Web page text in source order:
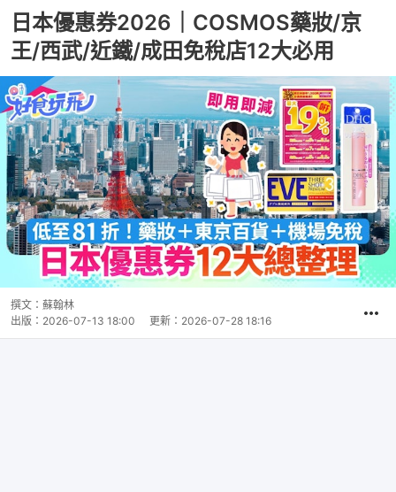
日本優惠券2026｜COSMOS藥妝/京
王/西武/近鐵/成田免稅店12大必用
撰文： 蘇翰林
出版： 2026-07-13 18:00 更新： 2026-07-28 18:16